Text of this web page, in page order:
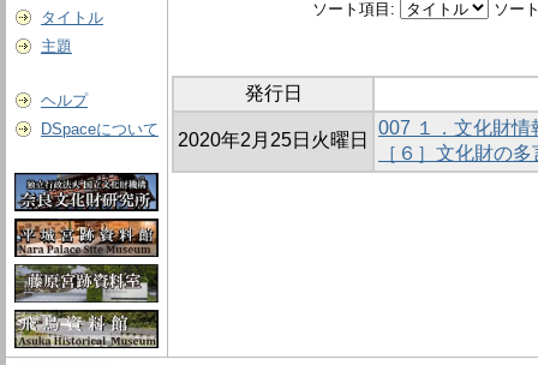
タイトル
主題
ヘルプ
DSpaceについて
ソート項目: ソー
発行日
2020年2月25日火曜日
007 １．文化財情
［６］文化財の